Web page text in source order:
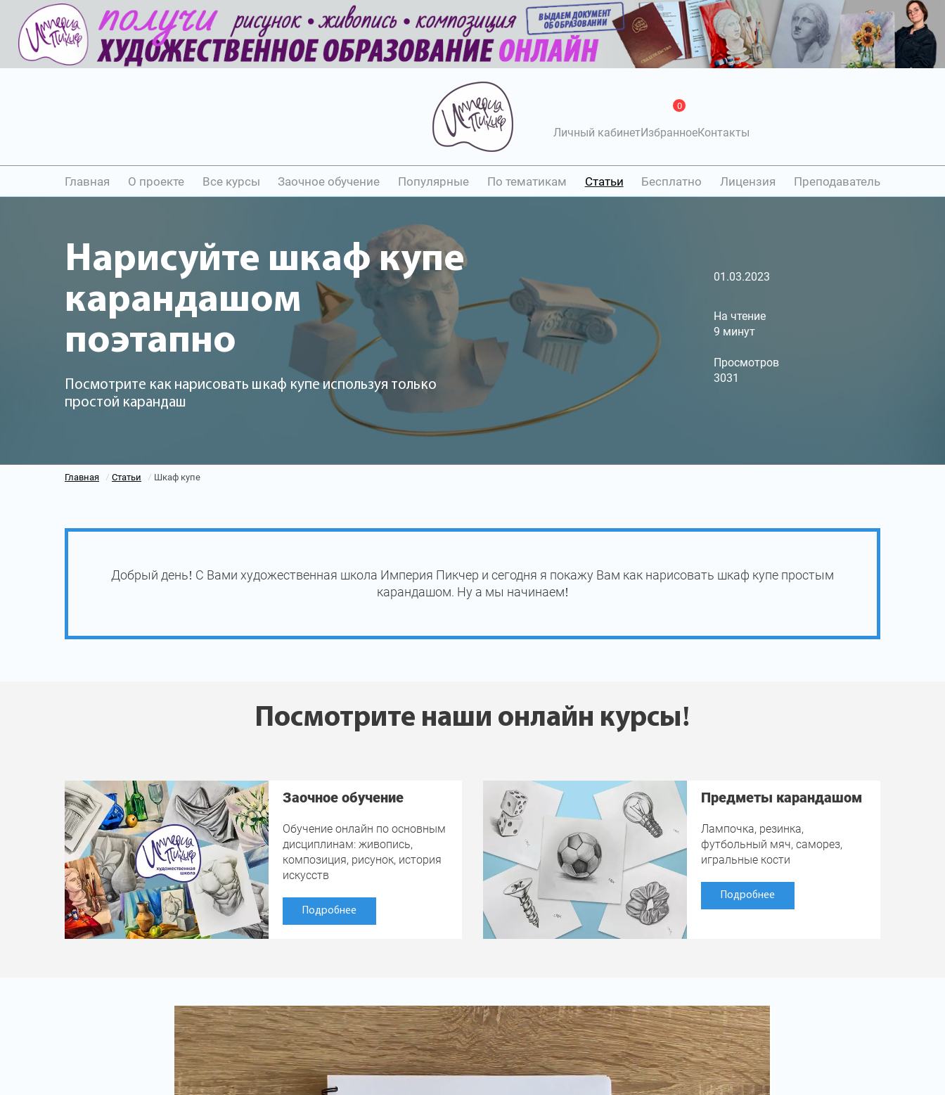
Личный кабинетИзбранное
0
Контакты
Главная О проекте Все курсы Заочное обучение Популярные По тематикам Статьи Бесплатно Лицензия Преподаватель
Нарисуйте шкаф купе
карандашом
поэтапно
Посмотрите как нарисовать шкаф купе используя только
простой карандаш
01.03.2023
На чтение
9 минут
Просмотров
3031
Главная / Статьи / Шкаф купе
Добрый день! С Вами художественная школа Империя Пикчер и сегодня я покажу Вам как нарисовать шкаф купе простым
карандашом. Ну а мы начинаем!
Посмотрите наши онлайн курсы!
Заочное обучение
Обучение онлайн по основным
дисциплинам: живопись,
композиция, рисунок, история
искусств
Подробнее
Предметы карандашом
Лампочка, резинка,
футбольный мяч, саморез,
игральные кости
Подробнее